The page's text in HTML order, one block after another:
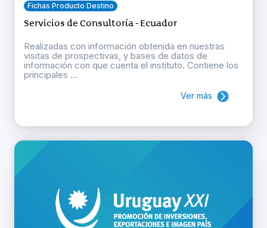
Fichas Producto Destino
Servicios de Consultoría - Ecuador
Realizadas con información obtenida en nuestras
visitas de prospectivas, y bases de datos de
información con que cuenta el instituto. Contiene los
principales ...
Ver más